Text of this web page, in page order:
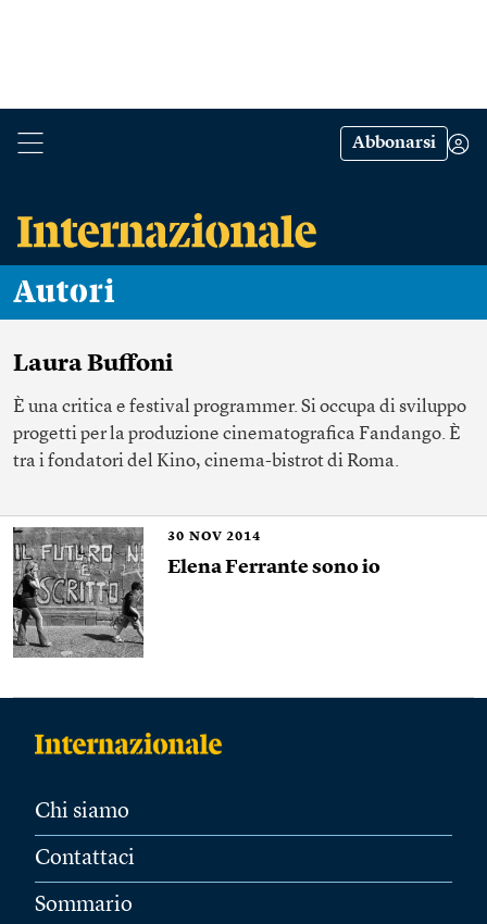
Abbonarsi
Autori
Laura Buffoni
È una critica e festival programmer. Si occupa di sviluppo
progetti per la produzione cinematografica Fandango. È
tra i fondatori del Kino, cinema-bistrot di Roma.
30 NOV 2014
Elena Ferrante sono io
Chi siamo
Contattaci
Sommario